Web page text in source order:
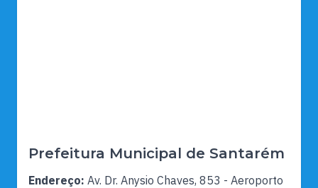
Prefeitura Municipal de Santarém
Endereço: Av. Dr. Anysio Chaves, 853 - Aeroporto